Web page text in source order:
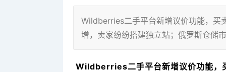
Wildberries二手平台新增议价功能，买
增，卖家纷纷搭建独立站；俄罗斯仓储
Wildberries二手平台新增议价功能，